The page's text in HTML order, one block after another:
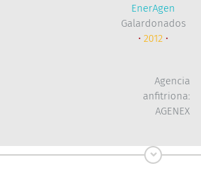
EnerAgen
Galardonados
• 2012 •
Agencia
anfitriona:
AGENEX